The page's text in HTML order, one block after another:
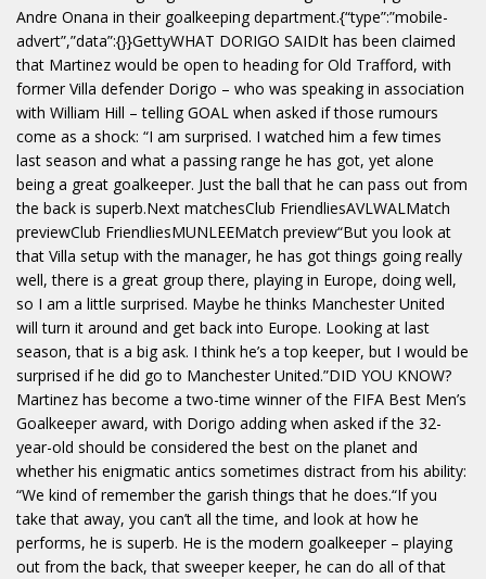
Andre Onana in their goalkeeping department.{“type”:”mobile-
advert”,”data”:{}}GettyWHAT DORIGO SAIDIt has been claimed
that Martinez would be open to heading for Old Trafford, with
former Villa defender Dorigo – who was speaking in association
with William Hill – telling GOAL when asked if those rumours
come as a shock: “I am surprised. I watched him a few times
last season and what a passing range he has got, yet alone
being a great goalkeeper. Just the ball that he can pass out from
the back is superb.Next matchesClub FriendliesAVLWALMatch
previewClub FriendliesMUNLEEMatch preview“But you look at
that Villa setup with the manager, he has got things going really
well, there is a great group there, playing in Europe, doing well,
so I am a little surprised. Maybe he thinks Manchester United
will turn it around and get back into Europe. Looking at last
season, that is a big ask. I think he’s a top keeper, but I would be
surprised if he did go to Manchester United.”DID YOU KNOW?
Martinez has become a two-time winner of the FIFA Best Men’s
Goalkeeper award, with Dorigo adding when asked if the 32-
year-old should be considered the best on the planet and
whether his enigmatic antics sometimes distract from his ability:
“We kind of remember the garish things that he does.“If you
take that away, you can’t all the time, and look at how he
performs, he is superb. He is the modern goalkeeper – playing
out from the back, that sweeper keeper, he can do all of that